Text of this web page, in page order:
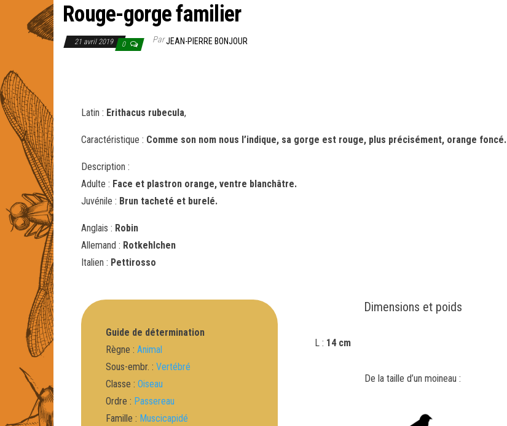
Rouge-gorge familier
21 avril 2019 0 ParJEAN-PIERRE BONJOUR
Latin : Erithacus rubecula,
Caractéristique : Comme son nom nous l’indique, sa gorge est rouge, plus précisément, orange foncé.
Description :
Adulte : Face et plastron orange, ventre blanchâtre.
Juvénile : Brun tacheté et burelé.
Anglais : Robin
Allemand : Rotkehlchen
Italien : Pettirosso
Guide de détermination
Règne : Animal
Sous-embr. : Vertébré
Classe : Oiseau
Ordre : Passereau
Famille : Muscicapidé
Dimensions et poids
L : 14 cm
De la taille d’un moineau :